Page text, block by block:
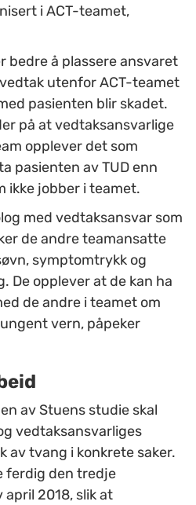
i ACT-teamet,
bedre å plassere ansvaret
utenfor ACT-teamet
pasienten blir skadet.
på at vedtaksansvarlige
opplever det som
pasienten av TUD enn
ikke jobber i teamet.
med vedtaksansvar som
de andre teamansatte
symptomtrykk og
De opplever at de kan ha
de andre i teamet om
vern, påpeker
av Stuens studie skal
vedtaksansvarliges
tvang i konkrete saker.
ferdig den tredje
2018, slik at